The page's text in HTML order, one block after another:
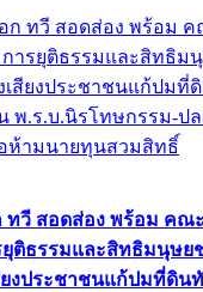
ทวี สอดส่อง พร้อม คณ
ติธรรมและสิทธิมนุษย
ยงประชาชนแก้ปมที่ดิ